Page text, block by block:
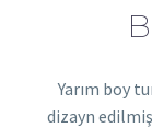
Yarım boy
dizayn